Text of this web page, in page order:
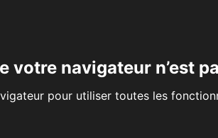
votre navigateur n’est
pour utiliser toutes les